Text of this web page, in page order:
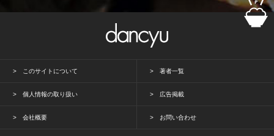
このサイトについて 著者一覧
個人情報の取り扱い 広告掲載
会社概要 お問い合わせ